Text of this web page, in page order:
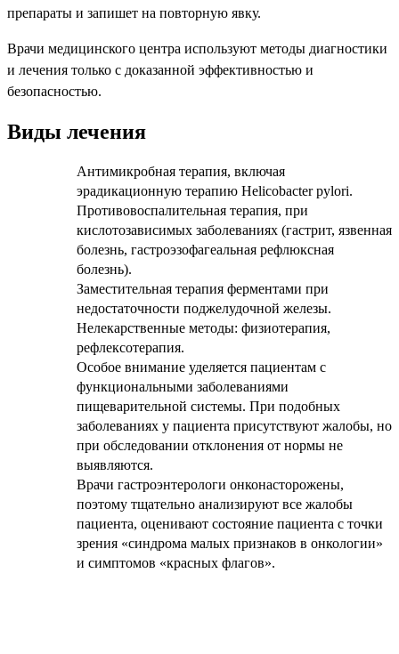
препараты и запишет на повторную явку.
Врачи медицинского центра используют методы диагностики
и лечения только с доказанной эффективностью и
безопасностью.
Виды лечения
Антимикробная терапия, включая
эрадикационную терапию Helicobacter pylori.
Противовоспалительная терапия, при
кислотозависимых заболеваниях (гастрит, язвенная
болезнь, гастроэзофагеальная рефлюксная
болезнь).
Заместительная терапия ферментами при
недостаточности поджелудочной железы.
Нелекарственные методы: физиотерапия,
рефлексотерапия.
Особое внимание уделяется пациентам с
функциональными заболеваниями
пищеварительной системы. При подобных
заболеваниях у пациента присутствуют жалобы, но
при обследовании отклонения от нормы не
выявляются.
Врачи гастроэнтерологи онконасторожены,
поэтому тщательно анализируют все жалобы
пациента, оценивают состояние пациента с точки
зрения «синдрома малых признаков в онкологии»
и симптомов «красных флагов».